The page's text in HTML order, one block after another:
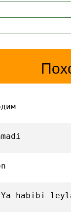
Ya habibi